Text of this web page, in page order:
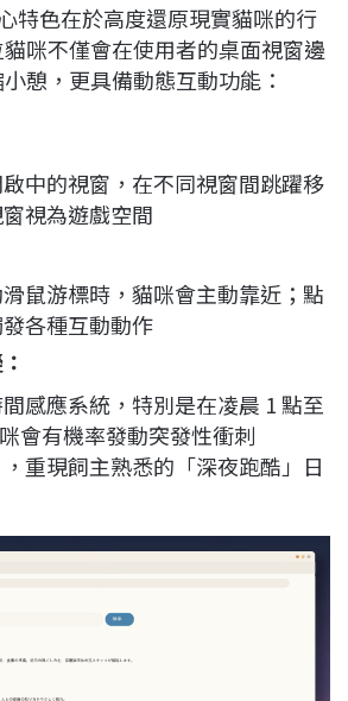
特色在於高度還原現實貓咪的行
咪不僅會在使用者的桌面視窗邊
憩，更具備動態互動功能：
中的視窗，在不同視窗間跳躍移
視為遊戲空間
鼠游標時，貓咪會主動靠近；點
各種互動動作
感應系統，特別是在凌晨 1 點至
會有機率發動突發性衝刺
，重現飼主熟悉的「深夜跑酷」日